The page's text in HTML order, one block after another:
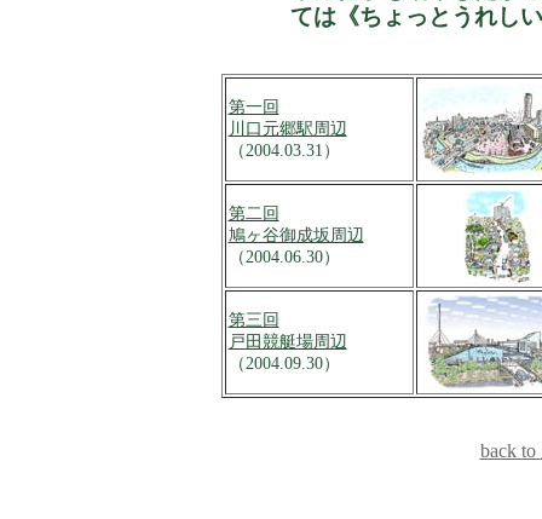
ては《ちょっとうれし
第一回
川口元郷駅周辺
（2004.03.31）
第二回
鳩ヶ谷御成坂周辺
（2004.06.30）
第三回
戸田競艇場周辺
（2004.09.30）
back to